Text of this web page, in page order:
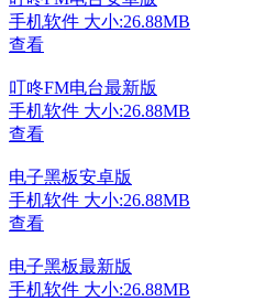
手机软件 大小:26.88MB
查看
叮咚FM电台最新版
手机软件 大小:26.88MB
查看
电子黑板安卓版
手机软件 大小:26.88MB
查看
电子黑板最新版
手机软件 大小:26.88MB